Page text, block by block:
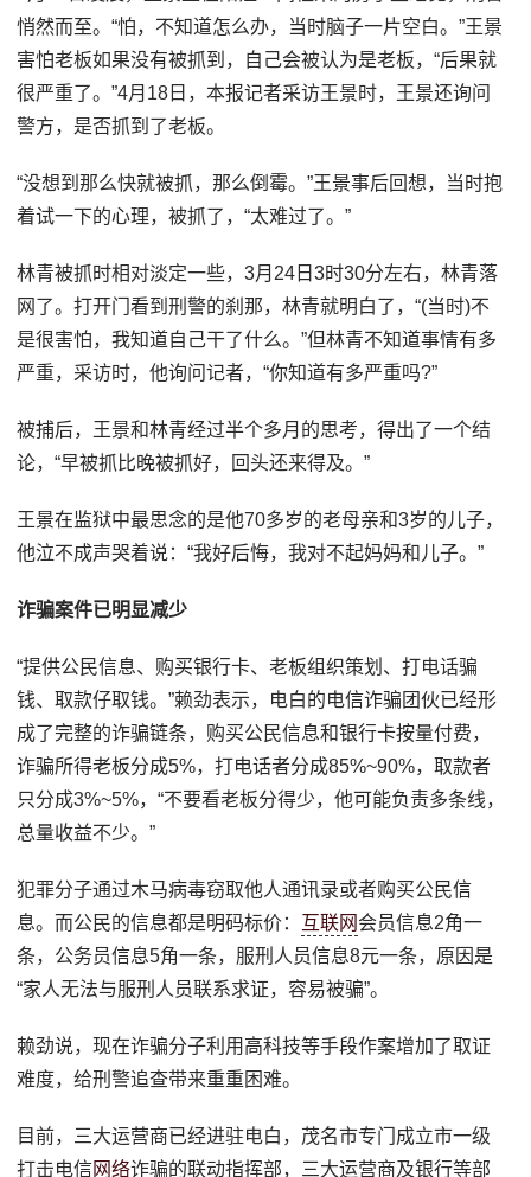
悄然而至。“怕，不知道怎么办，当时脑子一片空白。”王景
害怕老板如果没有被抓到，自己会被认为是老板，“后果就
很严重了。”4月18日，本报记者采访王景时，王景还询问
警方，是否抓到了老板。
“没想到那么快就被抓，那么倒霉。”王景事后回想，当时抱
着试一下的心理，被抓了，“太难过了。”
林青被抓时相对淡定一些，3月24日3时30分左右，林青落
网了。打开门看到刑警的刹那，林青就明白了，“(当时)不
是很害怕，我知道自己干了什么。”但林青不知道事情有多
严重，采访时，他询问记者，“你知道有多严重吗?”
被捕后，王景和林青经过半个多月的思考，得出了一个结
论，“早被抓比晚被抓好，回头还来得及。”
王景在监狱中最思念的是他70多岁的老母亲和3岁的儿子，
他泣不成声哭着说：“我好后悔，我对不起妈妈和儿子。”
诈骗案件已明显减少
“提供公民信息、购买银行卡、老板组织策划、打电话骗
钱、取款仔取钱。”赖劲表示，电白的电信诈骗团伙已经形
成了完整的诈骗链条，购买公民信息和银行卡按量付费，
诈骗所得老板分成5%，打电话者分成85%~90%，取款者
只分成3%~5%，“不要看老板分得少，他可能负责多条线，
总量收益不少。”
犯罪分子通过木马病毒窃取他人通讯录或者购买公民信
息。而公民的信息都是明码标价： 互联网 会员信息2角一
条，公务员信息5角一条，服刑人员信息8元一条，原因是
“家人无法与服刑人员联系求证，容易被骗”。
赖劲说，现在诈骗分子利用高科技等手段作案增加了取证
难度，给刑警追查带来重重困难。
目前，三大运营商已经进驻电白，茂名市专门成立市一级
打击电信网络诈骗的联动指挥部，三大运营商及银行等部